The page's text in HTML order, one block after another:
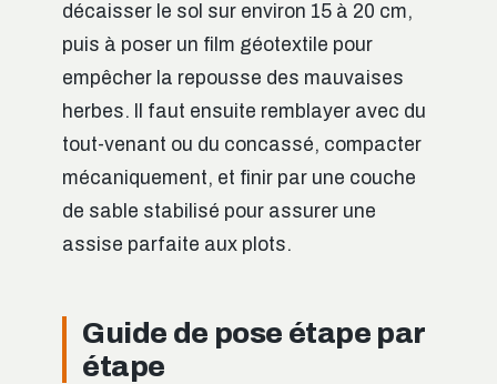
décaisser le sol sur environ 15 à 20 cm,
puis à poser un film géotextile pour
empêcher la repousse des mauvaises
herbes. Il faut ensuite remblayer avec du
tout-venant ou du concassé, compacter
mécaniquement, et finir par une couche
de sable stabilisé pour assurer une
assise parfaite aux plots.
Guide de pose étape par
étape